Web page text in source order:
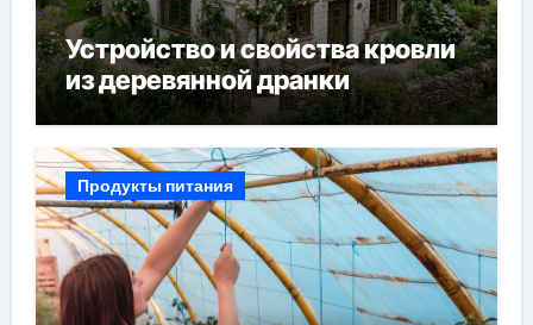
Устройство и свойства кровли
из деревянной дранки
Продукты питания